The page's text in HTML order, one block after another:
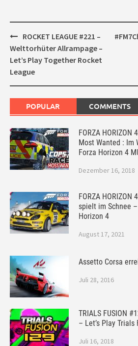
Post
navigation
ROCKET LEAGUE #221 –
Welttorhüter Allrampage –
Let’s Play Together Rocket
League
POPULAR COMMENTS
FORZA HORIZON
Most Wanted : Im
Forza Horizon 4
Dezember 16, 2018
FORZA HORIZON
spielt im Schnee
Horizon 4
August 17, 2021
Assetto Corsa
Juli 28, 2016
TRIALS FUSION
– Let’s Play Trials
Juli 16, 2018